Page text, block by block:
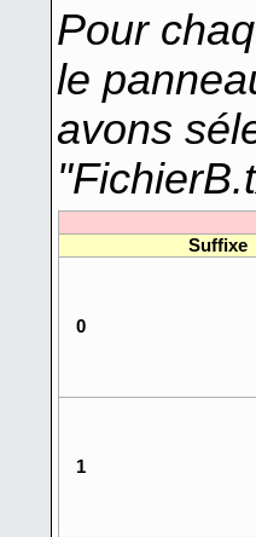
Pour
le
avons
Suffixe
0
1